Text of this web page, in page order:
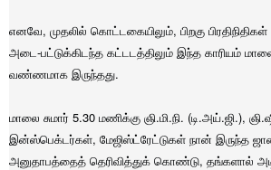
எனவே, முதலில் கொட்டகையிலும், பிறகு பிரதிநிதிகள்
அடை-பட்டுக்கிடந்த கட்டடத்திலும் இந்த காரியம்
வண்ணமாக இருந்தது.
மாலை சுமார் 5.30 மணிக்கு ஞி.மி.நி. (டி.அய்.ஜி.),
இன்ஸ்பெக்டர்கள், மேஜிஸ்ட்ரேட்டுகள் நான் இருந்த
அனுதாபத்தைத் தெரிவித்துக் கொண்டு, தங்களால்